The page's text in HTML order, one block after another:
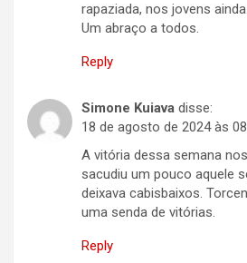
rapaziada, nos jovens
Um abraço a todos.
Reply
Simone Kuiava disse:
18 de agosto de 2024 às
A vitória dessa semana
sacudiu um pouco aquele
deixava cabisbaixos.
uma senda de vitórias.
Reply